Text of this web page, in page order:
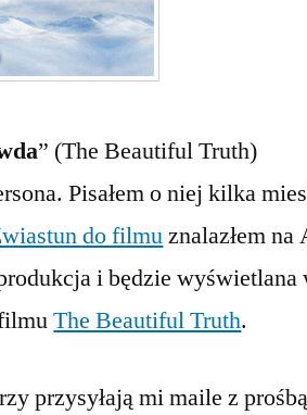
” (The Beautiful Truth)
Pisałem o niej kilka
do filmuznalazłem na
i będzie wyświetlana
The Beautiful Truth.
przysyłają mi maile z